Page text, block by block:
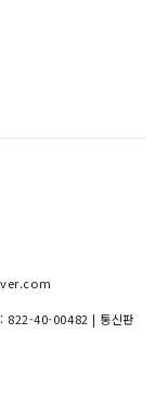
822-40-00482 | 통신판